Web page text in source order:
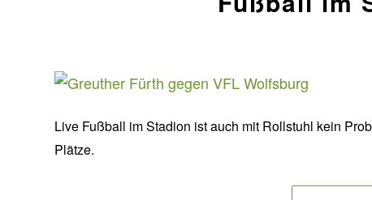
Live Fußball im Stadion ist auch mit Rollstuhl kein
Plätze.